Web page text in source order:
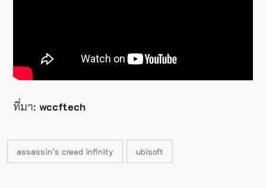
ที่มา: wccftech
assassin’s creed infinity ubisoft